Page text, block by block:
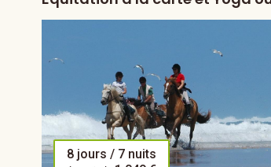
8 jours / 7 nuits